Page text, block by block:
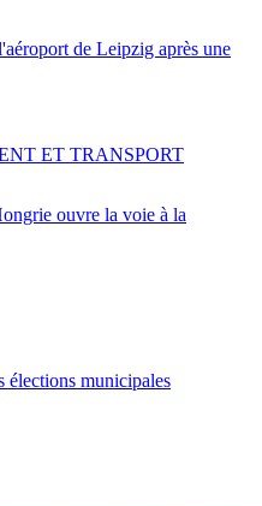
de Leipzig après une
ouvre la voie à la
ET TRANSPORT
élections municipales